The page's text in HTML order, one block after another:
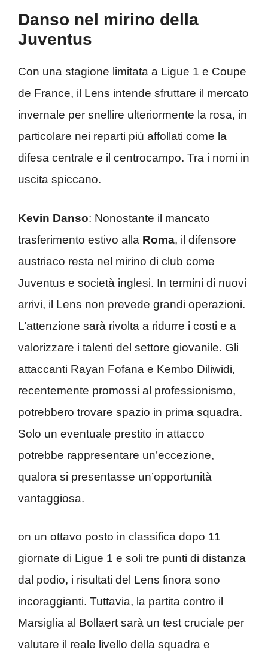
Danso nel mirino della
Juventus
Con una stagione limitata a Ligue 1 e Coupe
de France, il Lens intende sfruttare il mercato
invernale per snellire ulteriormente la rosa, in
particolare nei reparti più affollati come la
difesa centrale e il centrocampo. Tra i nomi in
uscita spiccano.
Kevin Danso: Nonostante il mancato
trasferimento estivo alla Roma, il difensore
austriaco resta nel mirino di club come
Juventus e società inglesi. In termini di nuovi
arrivi, il Lens non prevede grandi operazioni.
L’attenzione sarà rivolta a ridurre i costi e a
valorizzare i talenti del settore giovanile. Gli
attaccanti Rayan Fofana e Kembo Diliwidi,
recentemente promossi al professionismo,
potrebbero trovare spazio in prima squadra.
Solo un eventuale prestito in attacco
potrebbe rappresentare un’eccezione,
qualora si presentasse un’opportunità
vantaggiosa.
on un ottavo posto in classifica dopo 11
giornate di Ligue 1 e soli tre punti di distanza
dal podio, i risultati del Lens finora sono
incoraggianti. Tuttavia, la partita contro il
Marsiglia al Bollaert sarà un test cruciale per
valutare il reale livello della squadra e